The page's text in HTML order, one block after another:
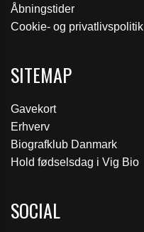
Åbningstider
Cookie- og privatlivspolitik
SITEMAP
Gavekort
Erhverv
Biografklub Danmark
Hold fødselsdag i Vig Bio
SOCIAL